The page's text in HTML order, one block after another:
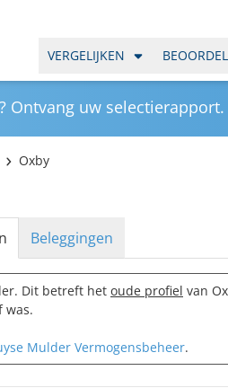
VERGELIJKEN
Ontvang uw selectierapport.
Oxby
Beleggingen
Dit betreft het oude profiel van
was.
Mulder Vermogensbeheer.